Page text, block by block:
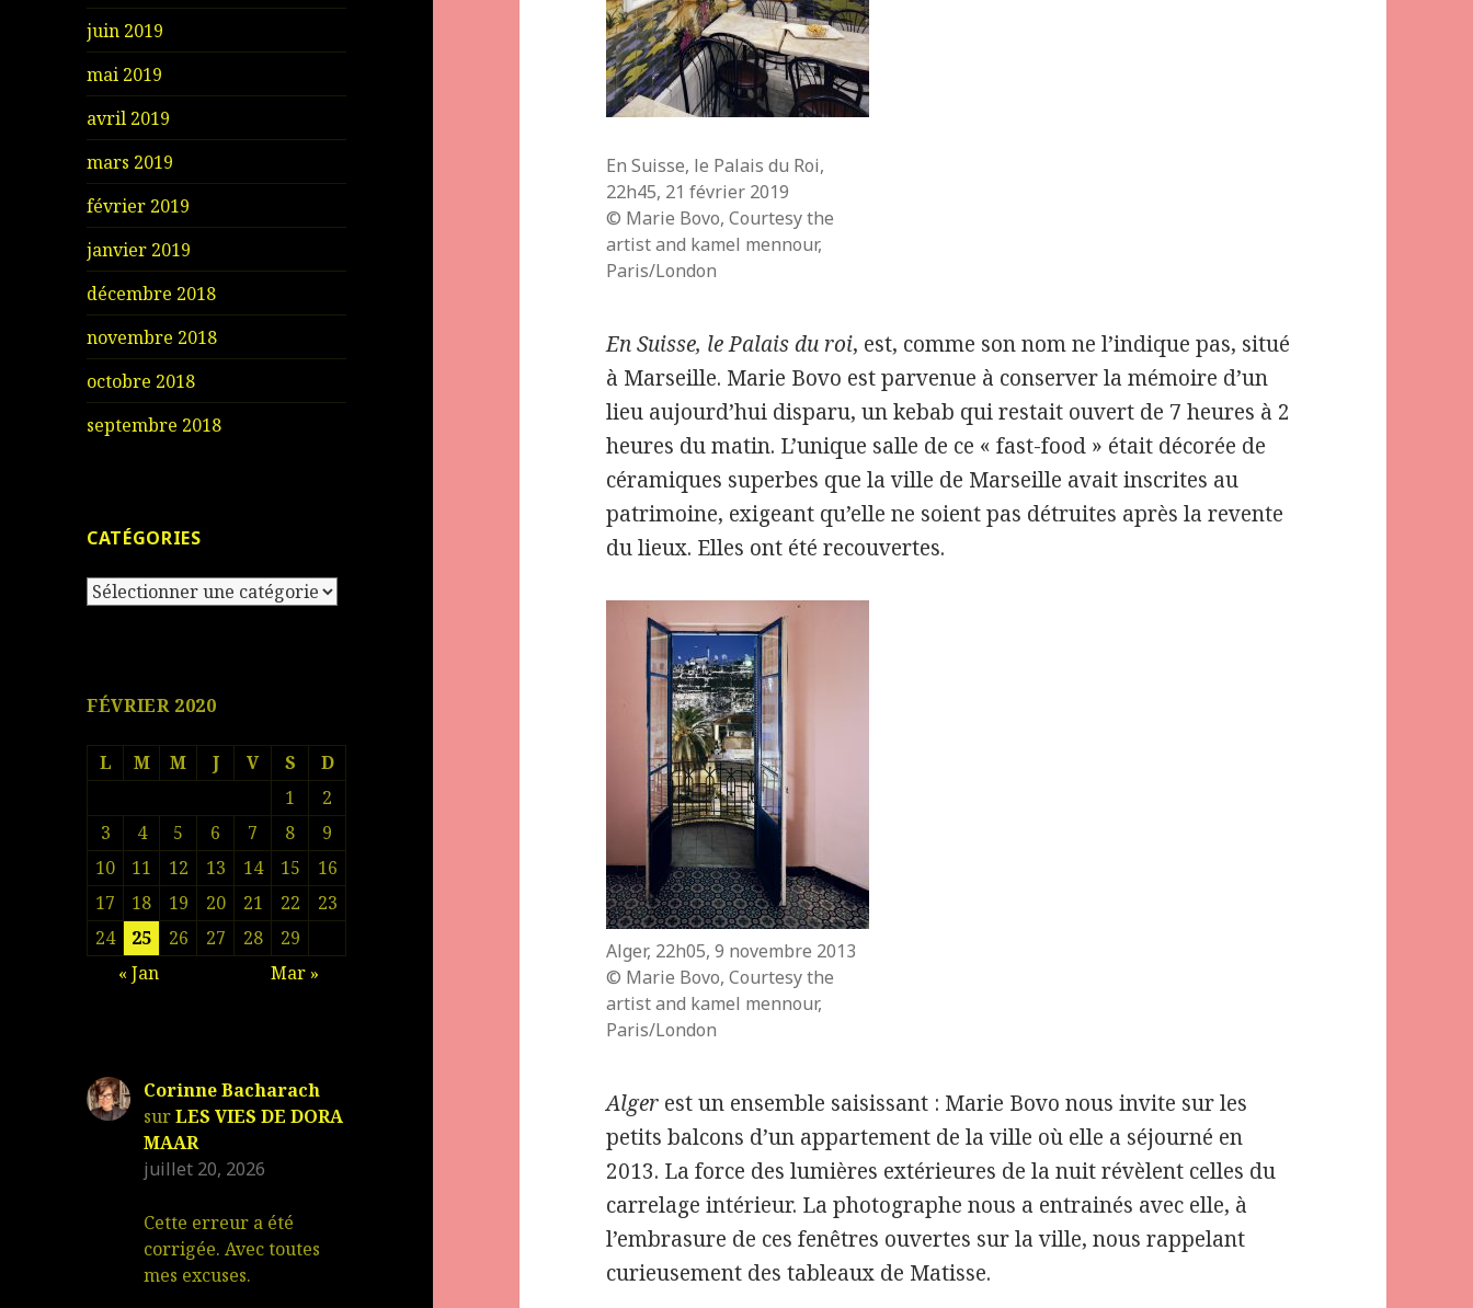
juin 2019
mai 2019
avril 2019
mars 2019
février 2019
janvier 2019
décembre 2018
novembre 2018
octobre 2018
septembre 2018
CATÉGORIES
Catégories
FÉVRIER 2020
L M M J V S
D
1
2
3
4 5 6 7 8
9
10
11 12 13 14 15
16
17
18 19 20 21 22
23
24
25 26 27 28
29
« Jan
Mar »
Corinne Bacharach
surLES VIES DE DORA
MAAR
juillet 20, 2026
Cette erreur a été
corrigée. Avec toutes
mes excuses.
En Suisse, le Palais du Roi,
22h45, 21 février 2019
© Marie Bovo, Courtesy the
artist and kamel mennour,
Paris/London
En Suisse, le Palais du roi, est, comme son nom ne l’indique pas, situé
à Marseille. Marie Bovo est parvenue à conserver la mémoire d’un
lieu aujourd’hui disparu, un kebab qui restait ouvert de 7 heures à 2
heures du matin. L’unique salle de ce « fast-food » était décorée de
céramiques superbes que la ville de Marseille avait inscrites au
patrimoine, exigeant qu’elle ne soient pas détruites après la revente
du lieux. Elles ont été recouvertes.
Alger, 22h05, 9 novembre 2013
© Marie Bovo, Courtesy the
artist and kamel mennour,
Paris/London
Alger est un ensemble saisissant : Marie Bovo nous invite sur les
petits balcons d’un appartement de la ville où elle a séjourné en
2013. La force des lumières extérieures de la nuit révèlent celles du
carrelage intérieur. La photographe nous a entrainés avec elle, à
l’embrasure de ces fenêtres ouvertes sur la ville, nous rappelant
curieusement des tableaux de Matisse.